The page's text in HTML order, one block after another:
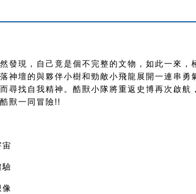
發現，自己竟是個不完整的文物，如此一來，
神壇的與夥伴小樹和勁敵小飛龍展開一連串勇
尋找自我精神。 酷獸小隊將重返史博再次啟航
獸一同冒險!!
驗